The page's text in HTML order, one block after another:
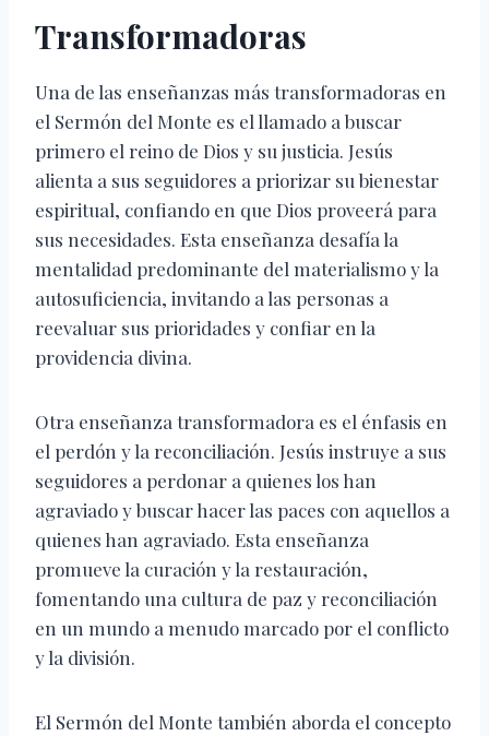
Transformadoras
Una de las enseñanzas más transformadoras en
el Sermón del Monte es el llamado a buscar
primero el reino de Dios y su justicia. Jesús
alienta a sus seguidores a priorizar su bienestar
espiritual, confiando en que Dios proveerá para
sus necesidades. Esta enseñanza desafía la
mentalidad predominante del materialismo y la
autosuficiencia, invitando a las personas a
reevaluar sus prioridades y confiar en la
providencia divina.
Otra enseñanza transformadora es el énfasis en
el perdón y la reconciliación. Jesús instruye a sus
seguidores a perdonar a quienes los han
agraviado y buscar hacer las paces con aquellos a
quienes han agraviado. Esta enseñanza
promueve la curación y la restauración,
fomentando una cultura de paz y reconciliación
en un mundo a menudo marcado por el conflicto
y la división.
El Sermón del Monte también aborda el concepto